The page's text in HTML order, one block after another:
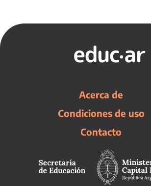
Acerca de
Condiciones de uso
Contacto